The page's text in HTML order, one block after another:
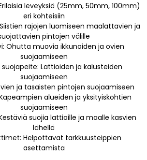
leveyksiä (25mm, 50mm, 100mm)
eri kohteisiin
rajojen luomiseen maalattavien ja
pintojen välille
Ohutta muovia ikkunoiden ja ovien
suojaamiseen
Lattioiden ja kalusteiden
suojaamiseen
ja tasaisten pintojen suojaamiseen
alueiden ja yksityiskohtien
suojaamiseen
suojia lattioille ja maalle kasvien
lähellä
Helpottavat tarkkuusteippien
asettamista